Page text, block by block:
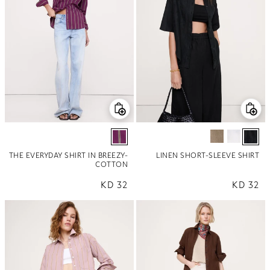
LINEN SHORT-SLEEVE SHIRT
السعر العادي
32 KD
THE EVERYDAY SHIRT IN BREEZY-
COTTON
السعر العادي
32 KD